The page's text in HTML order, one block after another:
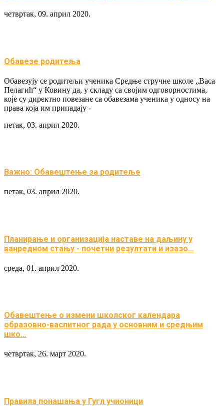
четвртак, 09. април 2020.
Обавезе родитеља
Обавезују се родитељи ученика Средње стручне школе „Васа
Пелагић“ у Ковину да, у складу са својим одговорностима,
које су директно повезане са обавезама ученика у односу на
права која им припадају -
петак, 03. април 2020.
Важно: Обавештење за родитеље
петак, 03. април 2020.
Планирање и организација наставе на даљину у
ванредном стању - почетни резултати и изазо…
среда, 01. април 2020.
Обавештење о измени школског календара
образовно-васпитног рада у основним и средњим
шко…
четвртак, 26. март 2020.
Правила понашања у Гугл учионици